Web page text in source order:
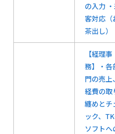
の入力
客対応（
茶出し）
【経理事
務】・各
門の売上、
経費の取
纏めとチ
ック、
ソフトへ